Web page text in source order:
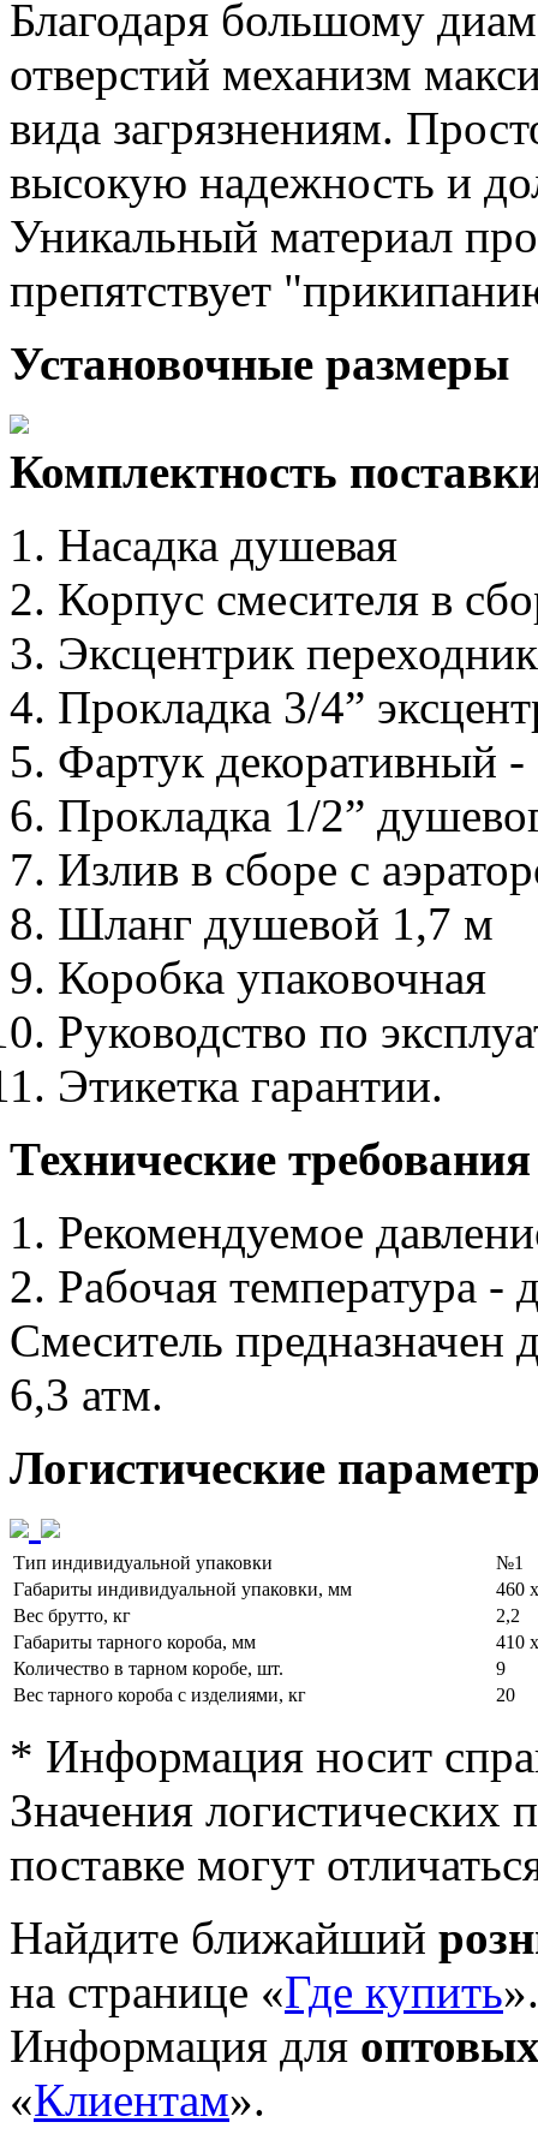
Благодаря большому
отверстий механизм
вида загрязнениям.
высокую надежность и
Уникальный материал
препятствует
Установочные размеры
Комплектность
Насадка душевая
Корпус смесителя в
Эксцентрик
Прокладка 3/4”
Фартук декоративный
Прокладка 1/2”
Излив в сборе с
Шланг душевой 1,7 м
Коробка упаковочная
Руководство по
Этикетка гарантии.
Технические требования
1. Рекомендуемое
2. Рабочая температура -
Смеситель предназначен
6,3 атм.
Логистические
Тип индивидуальной упаковки
№1
Габариты индивидуальной упаковки, мм
460
Вес брутто, кг
2,2
Габариты тарного короба, мм
410
Количество в тарном коробе, шт.
9
Вес тарного короба с изделиями, кг
20
* Информация носит
Значения логистических
поставке могут
Найдите ближайший
на странице «Где купить».
Информация для
«Клиентам».